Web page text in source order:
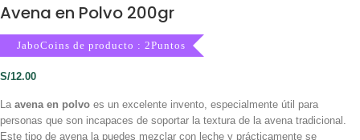
Avena en Polvo 200gr
JaboCoins de producto : 2Puntos
S/12.00
La avena en polvo es un excelente invento, especialmente útil para
personas que son incapaces de soportar la textura de la avena tradicional.
Este tipo de avena la puedes mezclar con leche y prácticamente se